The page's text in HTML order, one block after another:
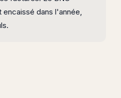
dans l'année,